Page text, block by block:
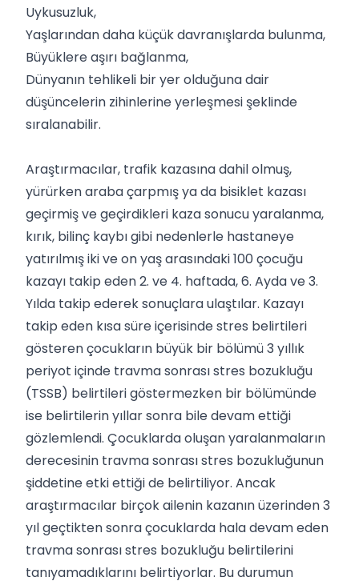
Uykusuzluk,
Yaşlarından daha küçük davranışlarda bulunma,
Büyüklere aşırı bağlanma,
Dünyanın tehlikeli bir yer olduğuna dair
düşüncelerin zihinlerine yerleşmesi şeklinde
sıralanabilir.
Araştırmacılar, trafik kazasına dahil olmuş,
yürürken araba çarpmış ya da bisiklet kazası
geçirmiş ve geçirdikleri kaza sonucu yaralanma,
kırık, bilinç kaybı gibi nedenlerle hastaneye
yatırılmış iki ve on yaş arasındaki 100 çocuğu
kazayı takip eden 2. ve 4. haftada, 6. Ayda ve 3.
Yılda takip ederek sonuçlara ulaştılar. Kazayı
takip eden kısa süre içerisinde stres belirtileri
gösteren çocukların büyük bir bölümü 3 yıllık
periyot içinde travma sonrası stres bozukluğu
(TSSB) belirtileri göstermezken bir bölümünde
ise belirtilerin yıllar sonra bile devam ettiği
gözlemlendi. Çocuklarda oluşan yaralanmaların
derecesinin travma sonrası stres bozukluğunun
şiddetine etki ettiği de belirtiliyor. Ancak
araştırmacılar birçok ailenin kazanın üzerinden 3
yıl geçtikten sonra çocuklarda hala devam eden
travma sonrası stres bozukluğu belirtilerini
tanıyamadıklarını belirtiyorlar. Bu durumun